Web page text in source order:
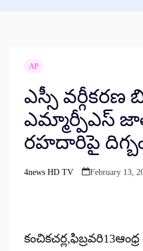
AP
ఎస్సీ వర్గీకరణ
ఎమ్మార్పీఎస్
రహదారిపై
Posted
4news HD TV February 13,